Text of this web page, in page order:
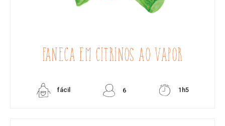
FANECA EM CITRINOS AO VAPOR
fácil 6 1h5